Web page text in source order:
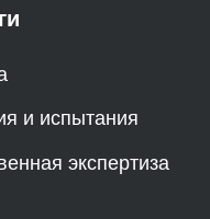
и испытания
экспертиза